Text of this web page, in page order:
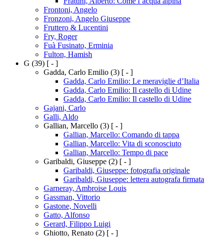
Frontoni, Angelo
Fronzoni, Angelo Giuseppe
Fruttero & Lucentini
Fry, Roger
Fuà Fusinato, Erminia
Fulton, Hamish
G (39) [ - ]
Gadda, Carlo Emilio (3) [ - ]
Gadda, Carlo Emilio: Le meraviglie d’Italia
Gadda, Carlo Emilio: Il castello di Udine
Gadda, Carlo Emilio: Il castello di Udine
Gajani, Carlo
Galli, Aldo
Gallian, Marcello (3) [ - ]
Gallian, Marcello: Comando di tappa
Gallian, Marcello: Vita di sconosciuto
Gallian, Marcello: Tempo di pace
Garibaldi, Giuseppe (2) [ - ]
Garibaldi, Giuseppe: fotografia originale
Garibaldi, Giuseppe: lettera autografa firmata
Garneray, Ambroise Louis
Gassman, Vittorio
Gastone, Novelli
Gatto, Alfonso
Gerard, Filippo Luigi
Ghiotto, Renato (2) [ - ]